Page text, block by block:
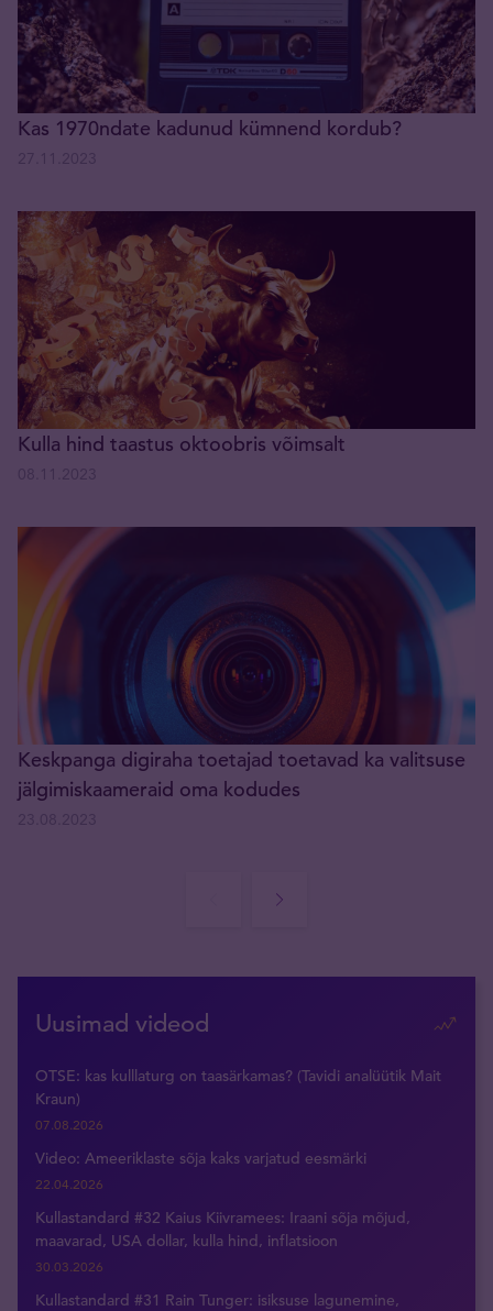
Kas 1970ndate kadunud kümnend kordub?
Kulla hind taastus oktoobris võimsalt
Keskpanga digiraha toetajad toetavad ka valitsuse
jälgimiskaameraid oma kodudes
Uusimad videod
OTSE: kas kulllaturg on taasärkamas? (Tavidi analüütik Mait
Kraun)
07.08.2026
Video: Ameeriklaste sõja kaks varjatud eesmärki
22.04.2026
Kullastandard #32 Kaius Kiivramees: Iraani sõja mõjud,
maavarad, USA dollar, kulla hind, inflatsioon
30.03.2026
Kullastandard #31 Rain Tunger: isiksuse lagunemine,